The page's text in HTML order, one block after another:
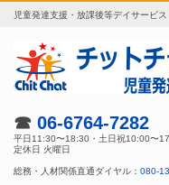
児童発達支援・放課後等デイサービ
☎ 06-6764-7282
平日11:30〜18:30・土日祝10:00〜
定休日 火曜日
総務・人材関係直通ダイヤル： 080-